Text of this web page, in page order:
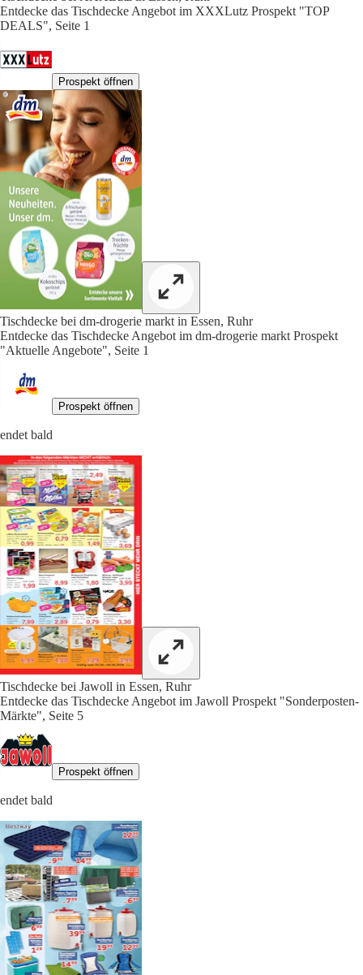
Entdecke das Tischdecke Angebot im XXXLutz Prospekt "TOP
DEALS", Seite 1
Prospekt öffnen
Tischdecke bei dm-drogerie markt in Essen, Ruhr
Entdecke das Tischdecke Angebot im dm-drogerie markt Prospekt
"Aktuelle Angebote", Seite 1
Prospekt öffnen
endet bald
Tischdecke bei Jawoll in Essen, Ruhr
Entdecke das Tischdecke Angebot im Jawoll Prospekt "Sonderposten-
Märkte", Seite 5
Prospekt öffnen
endet bald